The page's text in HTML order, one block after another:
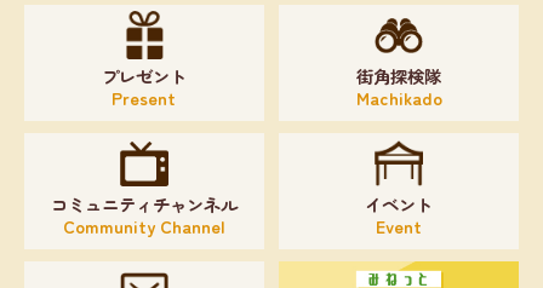
プレゼント
Present
街角探検隊
Machikado
コミュニティチャンネル
Community Channel
イベント
Event